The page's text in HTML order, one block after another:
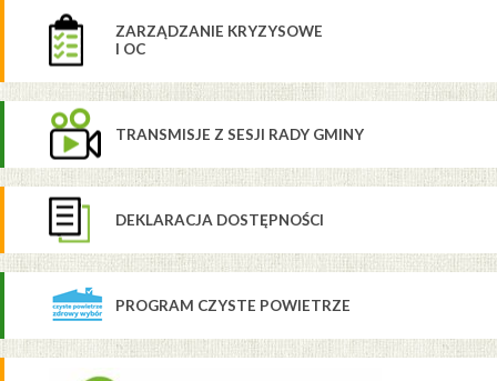
ZARZĄDZANIE KRYZYSOWE
I OC
TRANSMISJE Z SESJI RADY GMINY
DEKLARACJA DOSTĘPNOŚCI
PROGRAM CZYSTE POWIETRZE